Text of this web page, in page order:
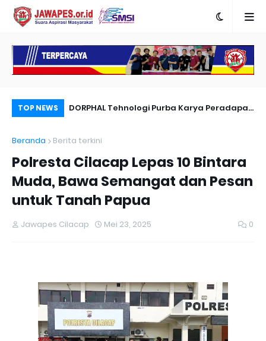
TOP NEWS
Anies
DORPHAL Tehnologi Purba Karya Peradapan
Beranda
Berita terkini
Polresta Cilacap Lepas 10 Bintara
Muda, Bawa Semangat dan Pesan
untuk Tanah Papua
Jawapes Cilacap Mei 23, 2025 0